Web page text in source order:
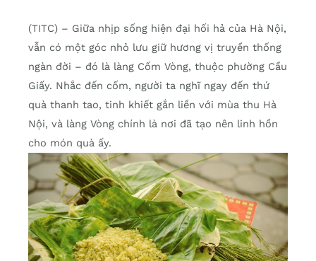
(TITC) – Giữa nhịp sống hiện đại hối hả của Hà Nội,
vẫn có một góc nhỏ lưu giữ hương vị truyền thống
ngàn đời – đó là làng Cốm Vòng, thuộc phường Cầu
Giấy. Nhắc đến cốm, người ta nghĩ ngay đến thứ
quà thanh tao, tinh khiết gắn liền với mùa thu Hà
Nội, và làng Vòng chính là nơi đã tạo nên linh hồn
cho món quà ấy.